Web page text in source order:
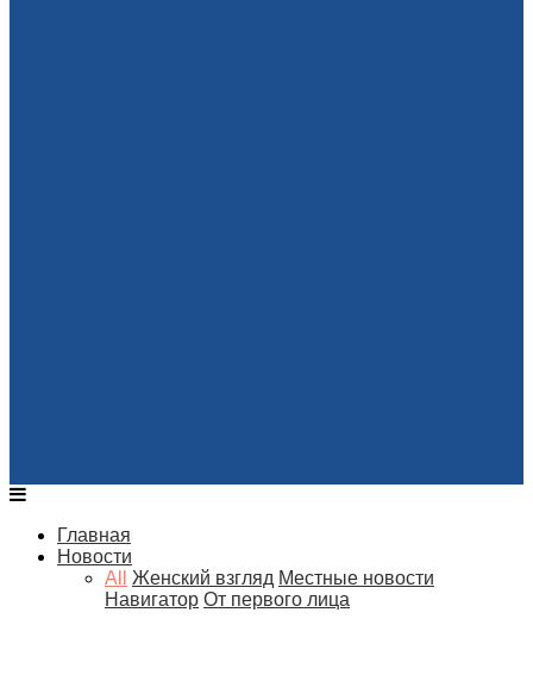
Главная
Новости
All
Женский взгляд Местные новости
Навигатор От первого лица